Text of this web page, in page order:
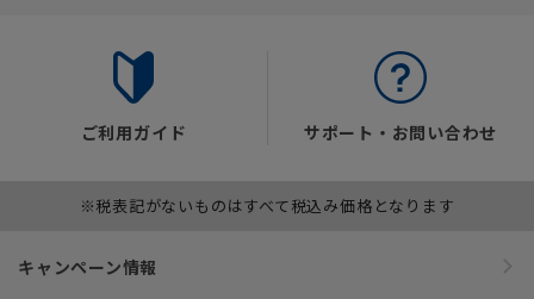
ご利用ガイド サポート・お問い合わせ
※税表記がないものはすべて税込み価格となります
キャンペーン情報